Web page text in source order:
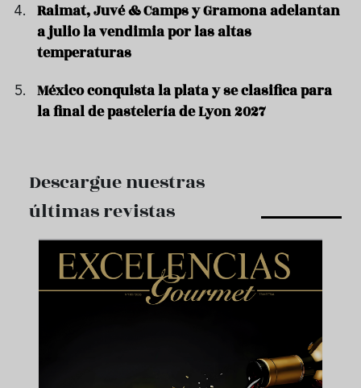
Raimat, Juvé & Camps y Gramona adelantan
a julio la vendimia por las altas
temperaturas
México conquista la plata y se clasifica para
la final de pastelería de Lyon 2027
Descargue nuestras
últimas revistas